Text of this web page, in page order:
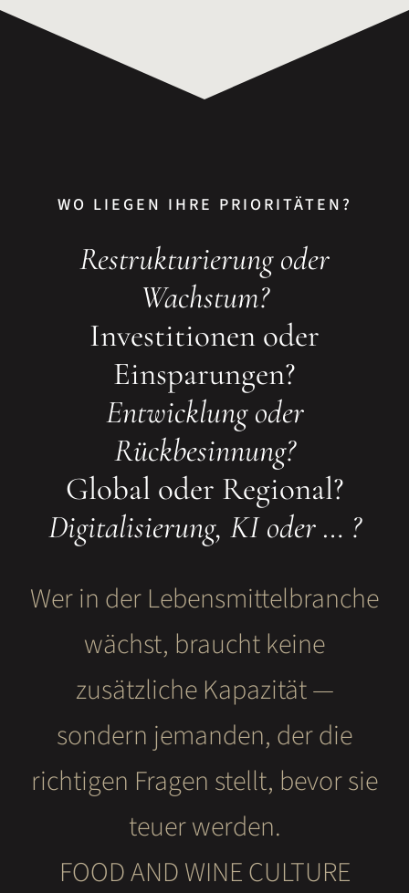
WO LIEGEN IHRE PRIORITÄTEN?
Restrukturierung oder
Wachstum?
Investitionen oder
Einsparungen?
Entwicklung oder
Rückbesinnung?
Global oder Regional?
Digitalisierung, KI oder … ?
Wer in der Lebensmittelbranche
wächst, braucht keine
zusätzliche Kapazität —
sondern jemanden, der die
richtigen Fragen stellt, bevor sie
teuer werden.
FOOD AND WINE CULTURE